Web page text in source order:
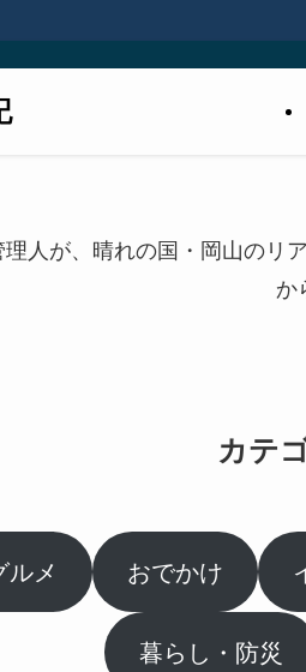
理人が、晴れの国・岡山のリ
か
カテ
ルメ おでかけ
暮らし・防災